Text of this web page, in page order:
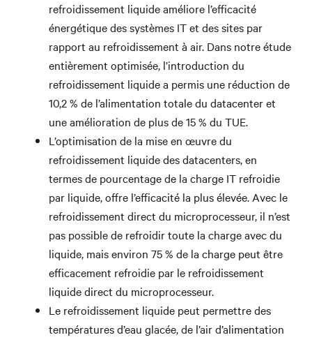
refroidissement liquide améliore l’efficacité
énergétique des systèmes IT et des sites par
rapport au refroidissement à air. Dans notre étude
entièrement optimisée, l’introduction du
refroidissement liquide a permis une réduction de
10,2 % de l’alimentation totale du datacenter et
une amélioration de plus de 15 % du TUE.
L’optimisation de la mise en œuvre du
refroidissement liquide des datacenters, en
termes de pourcentage de la charge IT refroidie
par liquide, offre l’efficacité la plus élevée. Avec le
refroidissement direct du microprocesseur, il n’est
pas possible de refroidir toute la charge avec du
liquide, mais environ 75 % de la charge peut être
efficacement refroidie par le refroidissement
liquide direct du microprocesseur.
Le refroidissement liquide peut permettre des
températures d’eau glacée, de l’air d’alimentation